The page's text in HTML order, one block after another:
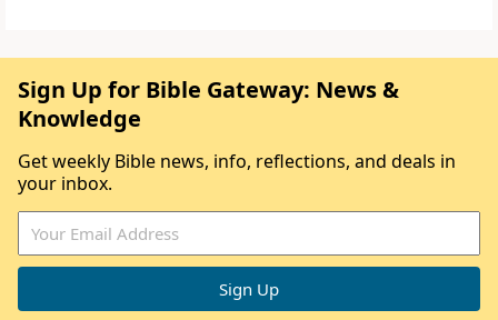
Sign Up for Bible Gateway: News &
Knowledge
Get weekly Bible news, info, reflections, and deals in
your inbox.